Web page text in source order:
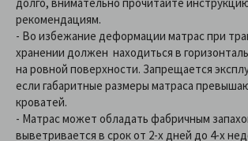
рекомендациям.
- Во избежание деформации матрас при
хранении должен находиться в
на ровной поверхности. Запрещается
если габаритные размеры матраса
кроватей.
- Матрас может обладать фабричным
выветривается в срок от 2-х дней до 4-х